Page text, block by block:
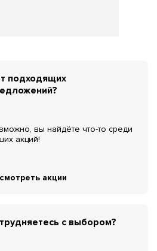
подходящих
вы найдёте что-то среди
акций!
акции
с выбором?